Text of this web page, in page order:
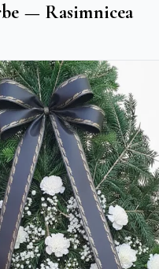
— Rasimnicea